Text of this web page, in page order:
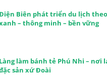
Biên phát triển du lịch
– thông minh – bền vững
Làng làm bánh tẻ Phú Nhi – nơi
sản xứ Đoài